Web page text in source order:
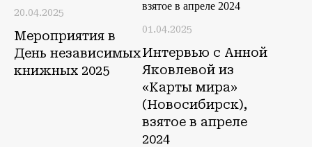
20.04.2025
Мероприятия в
День независимых
книжных 2025
01.04.2025
Интервью с Анной
Яковлевой из
«Карты мира»
(Новосибирск),
взятое в апреле
2024